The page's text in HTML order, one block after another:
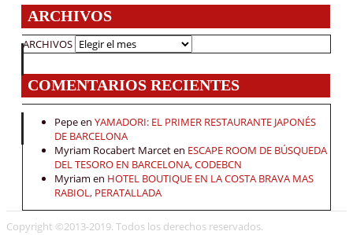
ARCHIVOS
ARCHIVOS
COMENTARIOS RECIENTES
Pepeen YAMADORI: EL PRIMER RESTAURANTE JAPONÉS
DE BARCELONA
Myriam Rocabert Marceten ESCAPE ROOM DE BÚSQUEDA
DEL TESORO EN BARCELONA, CODEBCN
Myriam en HOTEL BOUTIQUE EN LA COSTA BRAVA MAS
RABIOL, PERATALLADA
Copyright ©2013-2019. Todos los derechos reservados.